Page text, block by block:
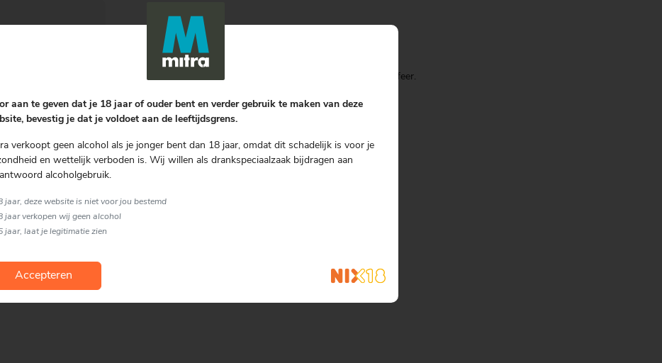
Bereiding
Een heerlijke cocktail, brengt u in Mexicaanse sfeer.
Garnering
Kers en schijfje limoen
Soort glas
aan te geven dat je 18 jaar of ouder bent en verder gebruik te maken van deze
bevestig je dat je voldoet aan de leeftijdsgrens.
verkoopt geen alcohol als je jonger bent dan 18 jaar, omdat dit schadelijk is voor je
en wettelijk verboden is. Wij willen als drankspeciaalzaak bijdragen aan
alcoholgebruik.
jaar, deze website is niet voor jou bestemd
jaar verkopen wij geen alcohol
jaar, laat je legitimatie zien
Accepteren